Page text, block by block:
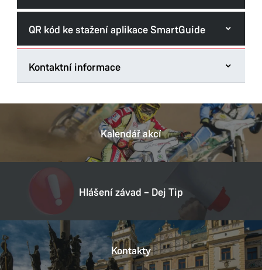
QR kód ke stažení aplikace SmartGuide
Kontaktní informace
Machoňova pasáž
třída Míru 60
Tel.: +420 775 068 390
E-mail:
06495001
Provozní doba
Pondělí
9:00–18:00
Kalendář akcí
Hlášení závad – Dej Tip
Kontakty